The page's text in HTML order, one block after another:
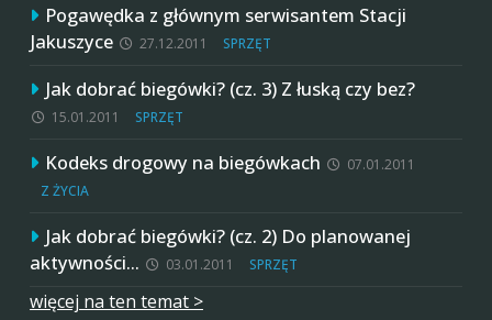
Pogawędka z głównym serwisantem Stacji
Jakuszyce
27.12.2011 SPRZĘT
Jak dobrać biegówki? (cz. 3) Z łuską czy bez?
15.01.2011 SPRZĘT
Kodeks drogowy na biegówkach
07.01.2011
Z ŻYCIA
Jak dobrać biegówki? (cz. 2) Do planowanej
aktywności…
03.01.2011 SPRZĘT
więcej na ten temat >